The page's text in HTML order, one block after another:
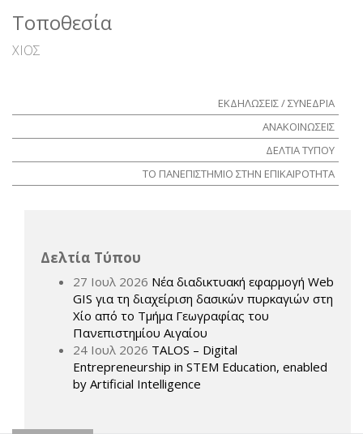
Τοποθεσία
ΧΙΟΣ
ΕΚΔΗΛΩΣΕΙΣ / ΣΥΝΕΔΡΙΑ
ΑΝΑΚΟΙΝΩΣΕΙΣ
ΔΕΛΤΙΑ ΤΥΠΟΥ
ΤΟ ΠΑΝΕΠΙΣΤΗΜΙΟ ΣΤΗΝ ΕΠΙΚΑΙΡΟΤΗΤΑ
Δελτία Τύπου
27 Ιουλ 2026 Νέα διαδικτυακή εφαρμογή Web
GIS για τη διαχείριση δασικών πυρκαγιών στη
Χίο από το Τμήμα Γεωγραφίας του
Πανεπιστημίου Αιγαίου
24 Ιουλ 2026 TALOS – Digital
Entrepreneurship in STEM Education, enabled
by Artificial Intelligence